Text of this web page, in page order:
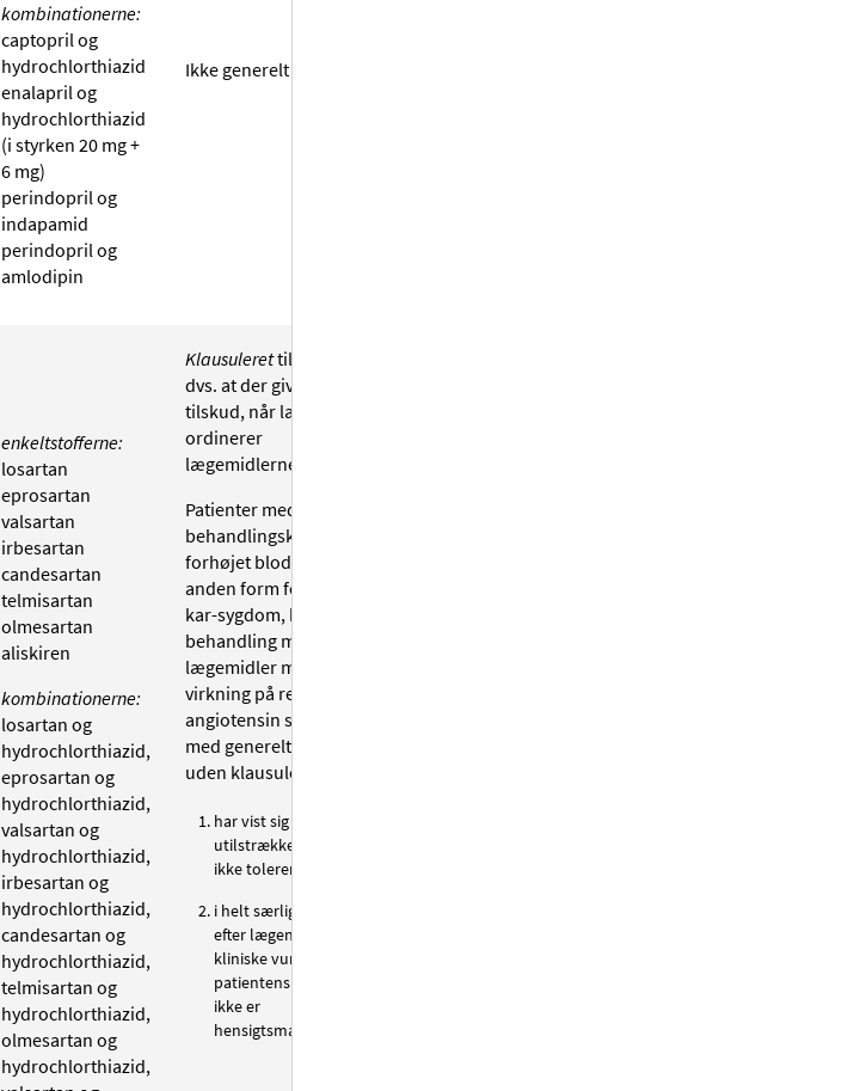
kombinationerne:
captopril og
hydrochlorthiazid
enalapril og
hydrochlorthiazid
(i styrken 20 mg +
6 mg)
perindopril og
indapamid
perindopril og
amlodipin
Ikke generelt tilskud
enkeltstofferne:
losartan
eprosartan
valsartan
irbesartan
candesartan
telmisartan
olmesartan
aliskiren
kombinationerne:
losartan og
hydrochlorthiazid,
eprosartan og
hydrochlorthiazid,
valsartan og
hydrochlorthiazid,
irbesartan og
hydrochlorthiazid,
candesartan og
hydrochlorthiazid,
telmisartan og
hydrochlorthiazid,
olmesartan og
hydrochlorthiazid,
Klausulerettilskud,
dvs. at der gives
tilskud, når lægen
ordinerer
lægemidlerne til:
Patienter med
behandlingskrævende
forhøjet blodtryk eller
anden form for hjerte-
kar-sygdom, hvor
behandling med
lægemidler med
virkning på renin-
angiotensin systemet
med generelt tilskud
uden klausulering
har vist sig
utilstrækkelig eller
ikke tolereres, eller
i helt særlige tilfælde
efter lægens samlede
kliniske vurdering af
patientens tilstand
ikke er
hensigtsmæssig.